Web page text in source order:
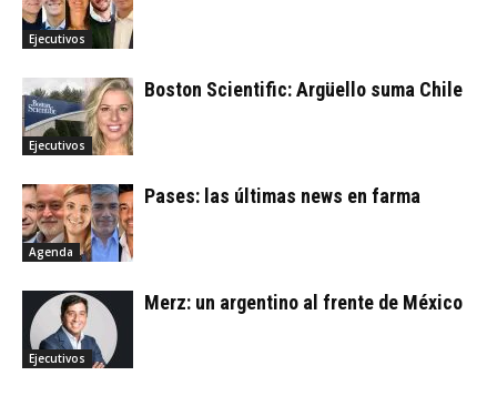
Ejecutivos
Ejecutivos
Boston Scientific: Argüello suma Chile
Agenda
Pases: las últimas news en farma
Ejecutivos
Merz: un argentino al frente de México